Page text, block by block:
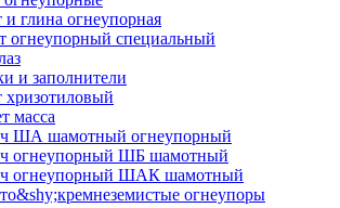
глина огнеупорная
огнеупорный специальный
и заполнители
хризотиловый
масса
ША шамотный огнеупорный
огнеупорный ШБ шамотный
огнеупорный ШАК шамотный
огнеупоры